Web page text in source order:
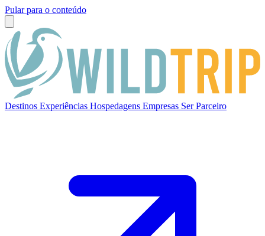
Pular para o conteúdo
Destinos Experiências Hospedagens Empresas Ser Parceiro